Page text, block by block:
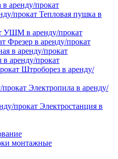
аренду/прокат
Тепловая пушка в
УШМ в аренду/прокат
Фрезер в аренду/прокат
аренду/прокат
Штроборез в аренду/
Электропила в аренду/
Электростанция в
монтажные